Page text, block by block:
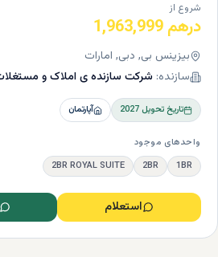
شروع از
درهم 1,963,999
بیزینس بی, دبی, امارات
سازنده: شرکت سازنده ی املاک و
تاریخ تحویل2027 آپارتمان
واحدهای موجود
1BR
2BR
2BR ROYAL SUITE
استعلام